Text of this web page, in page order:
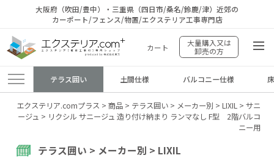
大阪府（吹田/豊中）・三重県（四日市/桑名/鈴鹿/津）近郊の
カーポート/フェンス/物置/エクステリア工事専門店
カート
大量購入又は
卸売の方
テラス囲い 土間仕様 バルコニー仕様
エクステリア.comプラス > 商品> テラス囲い> メーカー別 > LIXIL> サニ
ージュ > リクシル サニージュ 造り付け納まり ランマなし F型 2階バルコ
ニー用
テラス囲い > メーカー別 > LIXIL